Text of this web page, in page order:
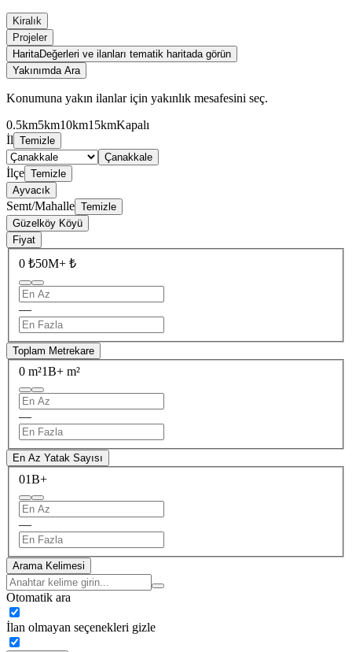
Kiralık
Projeler
HaritaDeğerleri ve ilanları tematik haritada görün
Yakınımda Ara
Konumuna yakın ilanlar için yakınlık mesafesini seç.
0.5km5km10km15kmKapalı
İl Temizle
Çanakkale
İlçe Temizle
Ayvacık
Semt/Mahalle Temizle
Güzelköy Köyü
Fiyat
0 ₺50M+ ₺
—
Toplam Metrekare
0 m²1B+ m²
—
En Az Yatak Sayısı
01B+
—
Arama Kelimesi
Otomatik ara
İlan olmayan seçenekleri gizle